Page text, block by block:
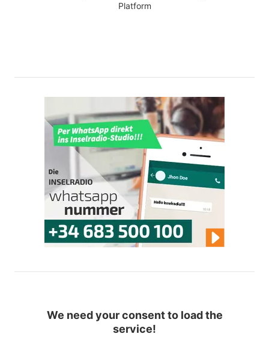
Platform
We need your consent to load the
service!